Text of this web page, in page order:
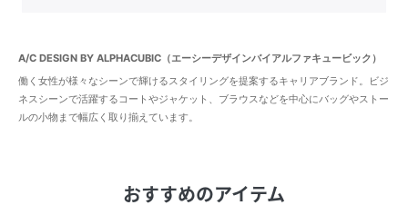
A/C DESIGN BY ALPHACUBIC（エーシーデザインバイアルファキュービック）
働く女性が様々なシーンで輝けるスタイリングを提案するキャリアブランド。ビジ
ネスシーンで活躍するコートやジャケット、ブラウスなどを中心にバッグやストー
ルの小物まで幅広く取り揃えています。
おすすめのアイテム